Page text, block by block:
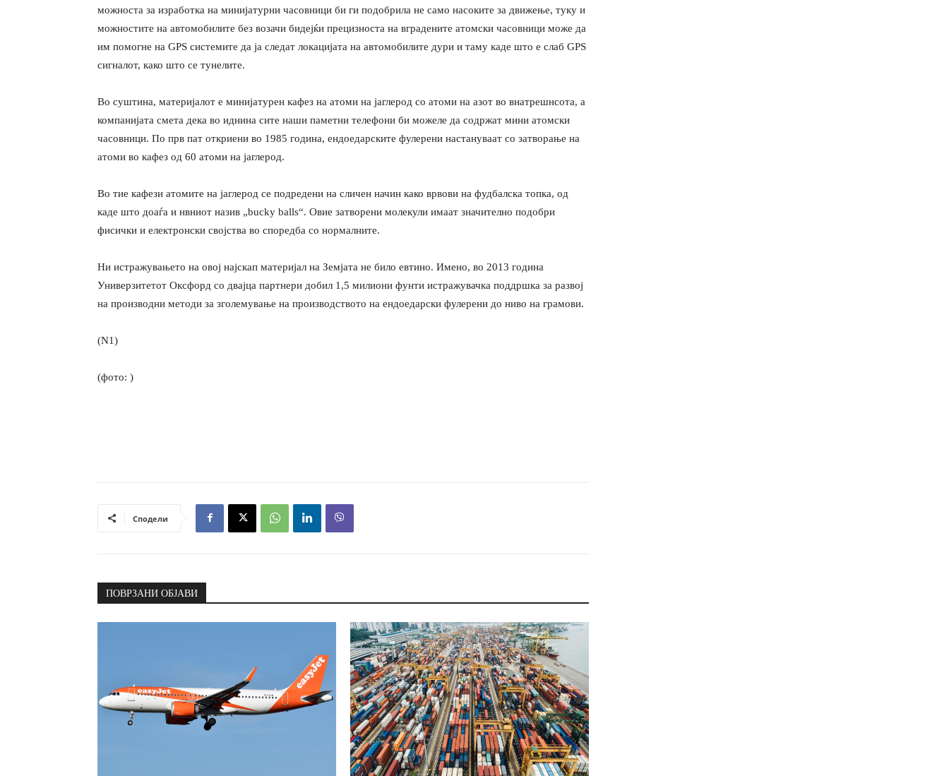
можноста за изработка на минијатурни часовници би ги подобрила не само насоките за движење, туку и
можностите на автомобилите без возачи бидејќи прецизноста на вградените атомски часовници може да
им помогне на GPS системите да ја следат локацијата на автомобилите дури и таму каде што е слаб GPS
сигналот, како што се тунелите.
Во суштина, материјалот е минијатурен кафез на атоми на јаглерод со атоми на азот во внатрешнсота, а
компанијата смета дека во иднина сите наши паметни телефони би можеле да содржат мини атомски
часовници. По прв пат откриени во 1985 година, ендоедарските фулерени настануваат со затворање на
атоми во кафез од 60 атоми на јаглерод.
Во тие кафези атомите на јаглерод се подредени на сличен начин како врвови на фудбалска топка, од
каде што доаѓа и нвниот назив „bucky balls“. Овие затворени молекули имаат значително подобри
фисички и електронски својства во споредба со нормалните.
Ни истражувањето на овој најскап материјал на Земјата не било евтино. Имено, во 2013 година
Универзитетот Оксфорд со двајца партнери добил 1,5 милиони фунти истражувачка поддршка за развој
на производни методи за зголемување на производството на ендоедарски фулерени до ниво на грамови.
(N1)
(фото: )
Сподели
ПОВРЗАНИ ОБЈАВИ